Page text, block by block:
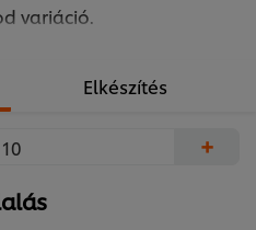
variáció.
Elkészítés
+